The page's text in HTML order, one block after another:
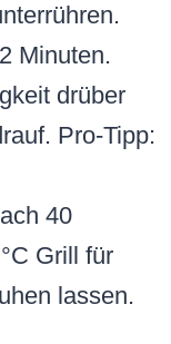
Minuten.
drüber
Pro-Tipp:
40
Grill für
lassen.